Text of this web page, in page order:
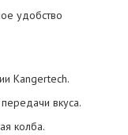
удобство
Kangertech.
вкуса.
колба.